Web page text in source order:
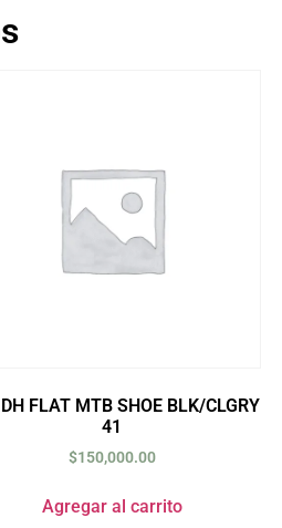
FLAT MTB SHOE BLK/CLGRY
41
$150,000.00
Agregar al carrito